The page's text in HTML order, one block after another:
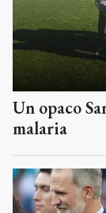
Un opaco
malaria